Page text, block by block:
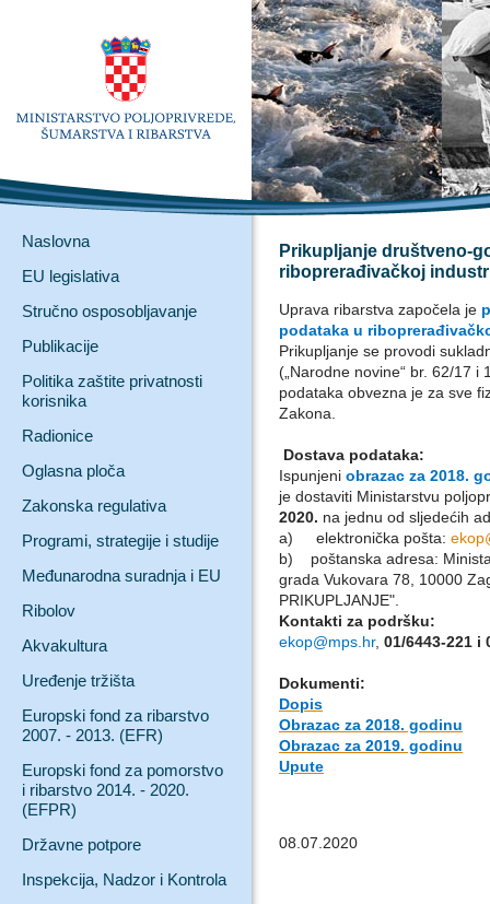
Naslovna
EU legislativa
Stručno osposobljavanje
Publikacije
Politika zaštite privatnosti
korisnika
Radionice
Oglasna ploča
Zakonska regulativa
Programi, strategije i studije
Međunarodna suradnja i EU
Ribolov
Akvakultura
Uređenje tržišta
Europski fond za ribarstvo
2007. - 2013. (EFR)
Europski fond za pomorstvo
i ribarstvo 2014. - 2020.
(EFPR)
Državne potpore
Inspekcija, Nadzor i Kontrola
Prikupljanje društveno-
riboprerađivačkoj
Uprava ribarstva započela je
podataka u
Prikupljanje se provodi
(„Narodne novine“ br. 62/17
podataka obvezna je za sve
Zakona.
Dostava podataka:
Ispunjeni obrazac za 2018.
je dostaviti Ministarstvu
2020. na jednu od sljedećih
a)
elektronička pošta:
b) poštanska adresa:
grada Vukovara 78, 10000
PRIKUPLJANJE".
Kontakti za podršku:
ekop@mps.hr, 01/6443-221 i
Dokumenti:
Dopis
Obrazac za 2018. godinu
Obrazac za 2019. godinu
Upute
08.07.2020